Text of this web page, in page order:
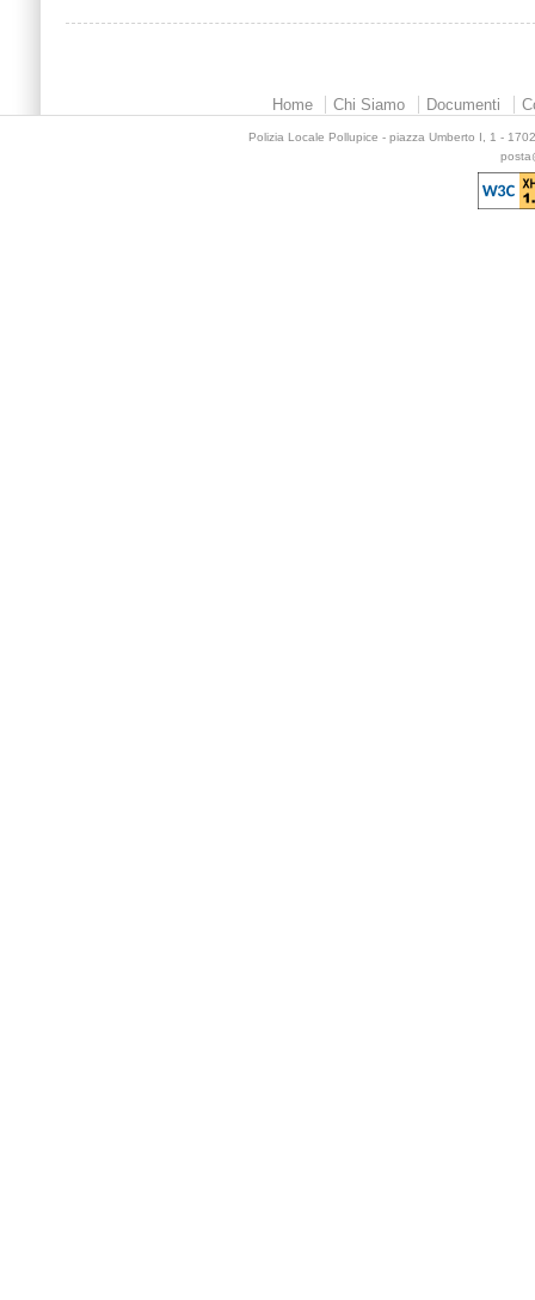
Home Chi Siamo Documenti
Polizia Locale Pollupice - piazza Umberto I, 1 -